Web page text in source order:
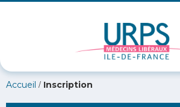
Accueil / Inscription